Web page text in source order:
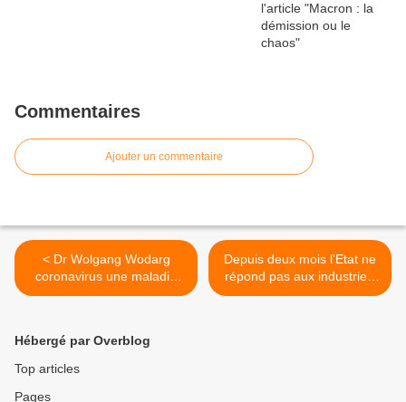
Commentaires
Ajouter un commentaire
< Dr Wolgang Wodarg
coronavirus une maladie
respiratoire comme chaque
Depuis deux mois l'Etat ne
répond pas aux industriels
prêts à fabriquer des
Hébergé par Overblog
Top articles
Pages